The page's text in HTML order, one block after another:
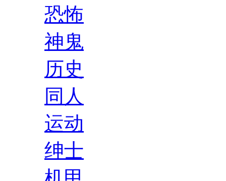
恐怖
神鬼
历史
同人
运动
绅士